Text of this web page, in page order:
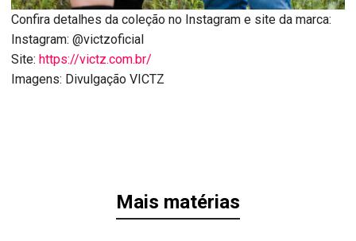
Confira detalhes da coleção no Instagram e site da marca:
Instagram: @victzoficial
Site: https://victz.com.br/
Imagens: Divulgação VICTZ
Mais matérias